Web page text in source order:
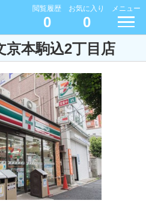
閲覧履歴
0
お気に入り
0
メニュー
本駒込2丁目店